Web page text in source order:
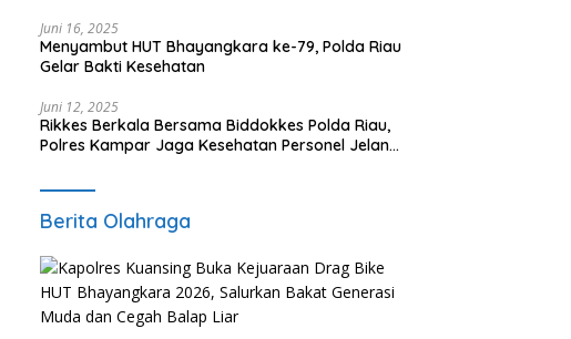
Juni 16, 2025
Menyambut HUT Bhayangkara ke-79, Polda Riau
Gelar Bakti Kesehatan
Juni 12, 2025
Rikkes Berkala Bersama Biddokkes Polda Riau,
Polres Kampar Jaga Kesehatan Personel Jelang
Berita Olahraga